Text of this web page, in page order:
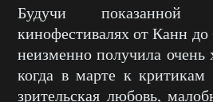
Будучи показанной
кинофестивалях от Канн
неизменно получила
когда в марте к критикам
зрительская любовь,